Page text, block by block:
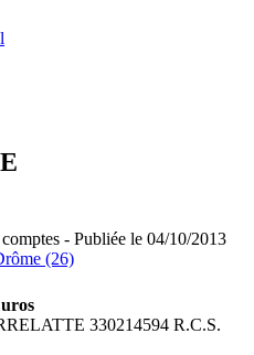
- Publiée le 04/10/2013
(26)
330214594 R.C.S.